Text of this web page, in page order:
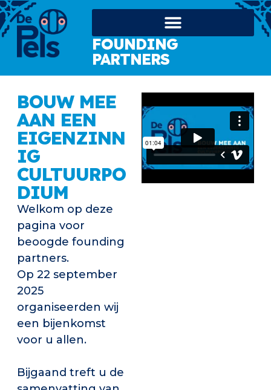
FOUNDING
PARTNERS
BOUW MEE
AAN EEN
EIGENZINN
IG
CULTUURPO
DIUM
Welkom op deze
pagina voor
beoogde founding
partners.
Op 22 september
2025
organiseerden wij
een bijenkomst
voor u allen.
Bijgaand treft u de